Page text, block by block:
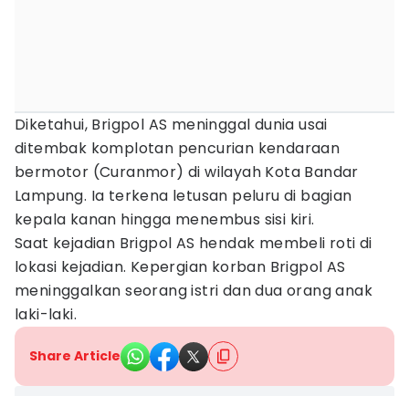
Diketahui, Brigpol AS meninggal dunia usai
ditembak komplotan pencurian kendaraan
bermotor (Curanmor) di wilayah Kota Bandar
Lampung. Ia terkena letusan peluru di bagian
kepala kanan hingga menembus sisi kiri.
Saat kejadian Brigpol AS hendak membeli roti di
lokasi kejadian. Kepergian korban Brigpol AS
meninggalkan seorang istri dan dua orang anak
laki-laki.
Share Article